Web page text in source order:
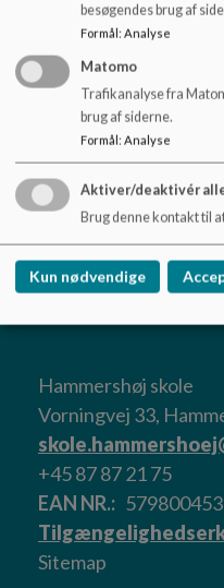
7. 23.02.22 - SB
08 - SB referat
09 - 25.04.22 SB-
10 - 24.5.22
Hammershøj skole
Vorningvej 33,
+45 87 87 21 75
EAN NR.
Sitemap
besøgendes brug af
Formål: Analyse
Matomo
Trafikanalyse fra
brug af siderne.
Formål: Analyse
Aktiver/deaktivér
Brug denne kontakt til
Kun nødvendige